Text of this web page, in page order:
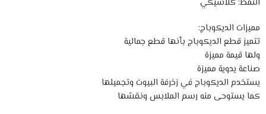
مميزات الديكوباج:
تتميز قطع الديكوباج بأنها قطع جمالية
ولها قيمة مميزة
صناعة يدوية مميزة
يستخدم الديكوباج في زخرفة البيوت وتجميلها
كما يستوحى منه رسم الملابس ونقشها